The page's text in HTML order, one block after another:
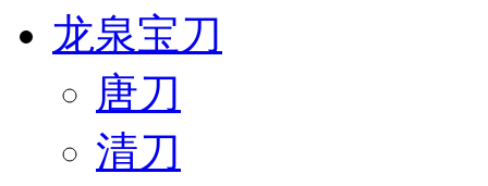
龙泉宝刀
唐刀
清刀